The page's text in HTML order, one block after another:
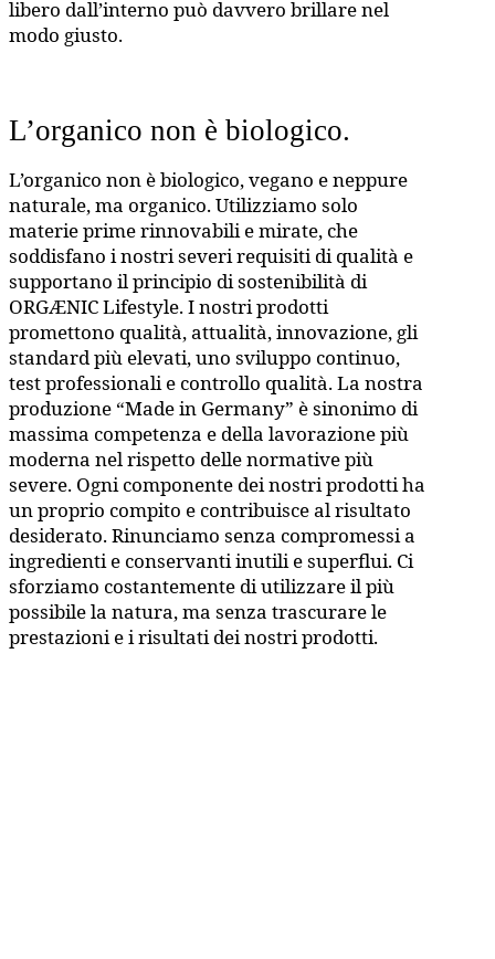
libero dall’interno può davvero brillare nel
modo giusto.
L’organico non è biologico.
L’organico non è biologico, vegano e neppure
naturale, ma organico. Utilizziamo solo
materie prime rinnovabili e mirate, che
soddisfano i nostri severi requisiti di qualità e
supportano il principio di sostenibilità di
ORGÆNIC Lifestyle. I nostri prodotti
promettono qualità, attualità, innovazione, gli
standard più elevati, uno sviluppo continuo,
test professionali e controllo qualità. La nostra
produzione “Made in Germany” è sinonimo di
massima competenza e della lavorazione più
moderna nel rispetto delle normative più
severe. Ogni componente dei nostri prodotti ha
un proprio compito e contribuisce al risultato
desiderato. Rinunciamo senza compromessi a
ingredienti e conservanti inutili e superflui. Ci
sforziamo costantemente di utilizzare il più
possibile la natura, ma senza trascurare le
prestazioni e i risultati dei nostri prodotti.